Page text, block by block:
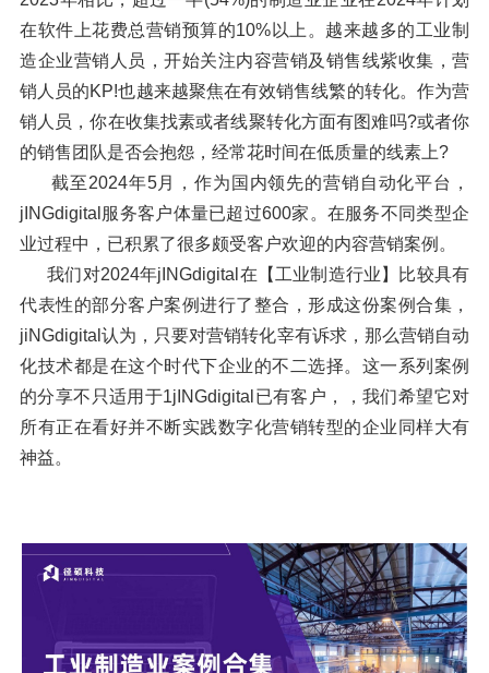
在软件上花费总营销预算的10%以上。越来越多的工业制
造企业营销人员，开始关注内容营销及销售线紫收集，营
销人员的KP!也越来越聚焦在有效销售线繁的转化。作为营
销人员，你在收集找素或者线聚转化方面有图难吗?或者你
的销售团队是否会抱怨，经常花时间在低质量的线素上?
截至2024年5月，作为国内领先的营销自动化平台，
jINGdigital服务客户体量已超过600家。在服务不同类型企
业过程中，已积累了很多颇受客户欢迎的内容营销案例。
我们对2024年jINGdigital在【工业制造行业】比较具有
代表性的部分客户案例进行了整合，形成这份案例合集，
jiNGdigital认为，只要对营销转化宰有诉求，那么营销自动
化技术都是在这个时代下企业的不二选择。这一系列案例
的分享不只适用于1jINGdigital已有客户，，我们希望它对
所有正在看好并不断实践数字化营销转型的企业同样大有
神益。